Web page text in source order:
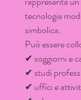
tecnologia
simbolica.
Può essere
✔ soggiorni e
✔ studi
✔ uffici e